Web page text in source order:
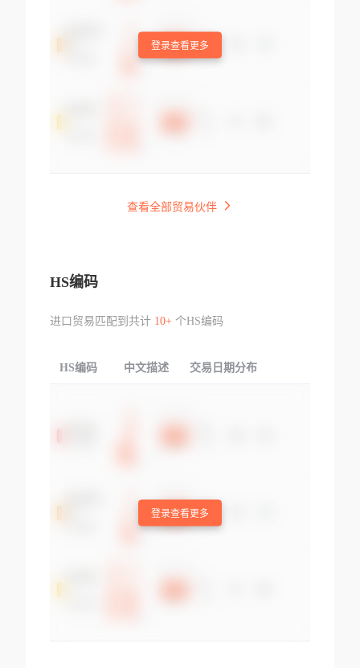
登录查看更多
查看全部贸易伙伴
HS编码
进口贸易匹配到共计 10+个HS编码
HS编码 中文描述 交易日期分布
登录查看更多